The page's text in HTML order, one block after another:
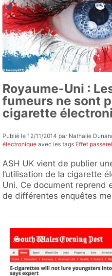
Royaume-Uni :
fumeurs ne sont
cigarette
Publié le 12/11/2014 par Nathalie
électronique avec les tags Effet
ASH UK vient de publier
l’utilisation de la cigarette
Uni. Ce document reprend
de différentes enquêtes